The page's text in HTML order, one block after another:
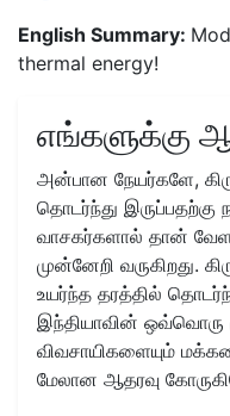
English Summary:
thermal energy!
எங்களுக்கு
அன்பான நேயர்களே,
தொடர்ந்து
வாசகர்களால் தான்
முன்னேறி வருகிறது.
உயர்ந்த தரத்தில்
இந்தியாவின் ஒவ்வொரு
விவசாயிகளையும்
மேலான ஆதரவு